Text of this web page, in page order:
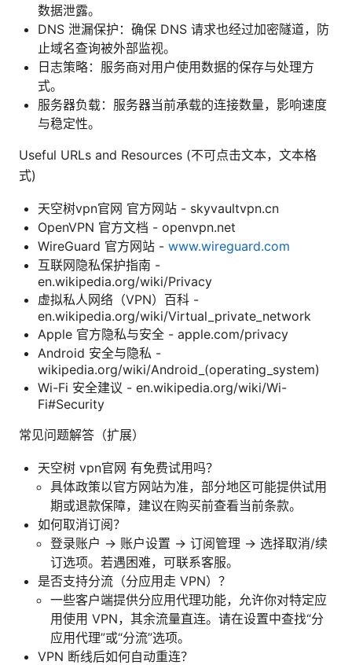
数据泄露。
DNS 泄漏保护：确保 DNS 请求也经过加密隧道，防
止域名查询被外部监视。
日志策略：服务商对用户使用数据的保存与处理方
式。
服务器负载：服务器当前承载的连接数量，影响速度
与稳定性。
Useful URLs and Resources (不可点击文本，文本格
式)
天空树vpn官网 官方网站 - skyvaultvpn.cn
OpenVPN 官方文档 - openvpn.net
WireGuard 官方网站 - www.wireguard.com
互联网隐私保护指南 -
en.wikipedia.org/wiki/Privacy
虚拟私人网络（VPN）百科 -
en.wikipedia.org/wiki/Virtual_private_network
Apple 官方隐私与安全 - apple.com/privacy
Android 安全与隐私 -
wikipedia.org/wiki/Android_(operating_system)
Wi-Fi 安全建议 - en.wikipedia.org/wiki/Wi-
Fi#Security
常见问题解答（扩展）
天空树 vpn官网 有免费试用吗？
具体政策以官方网站为准，部分地区可能提供试用
期或退款保障，建议在购买前查看当前条款。
如何取消订阅？
登录账户 -> 账户设置 -> 订阅管理 -> 选择取消/续
订选项。若遇困难，可联系客服。
是否支持分流（分应用走 VPN）？
一些客户端提供分应用代理功能，允许你对特定应
用使用 VPN，其余流量直连。请在设置中查找“分
应用代理”或“分流”选项。
VPN 断线后如何自动重连？